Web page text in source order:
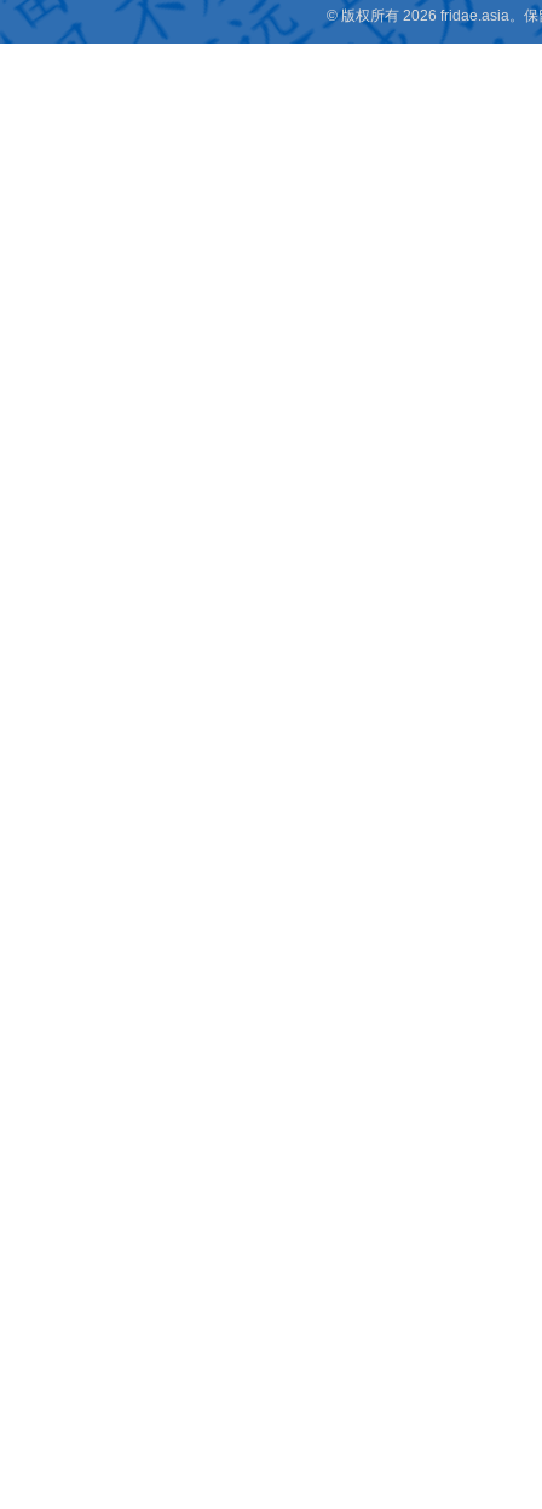
© 版权所有 2026 fridae.asia。